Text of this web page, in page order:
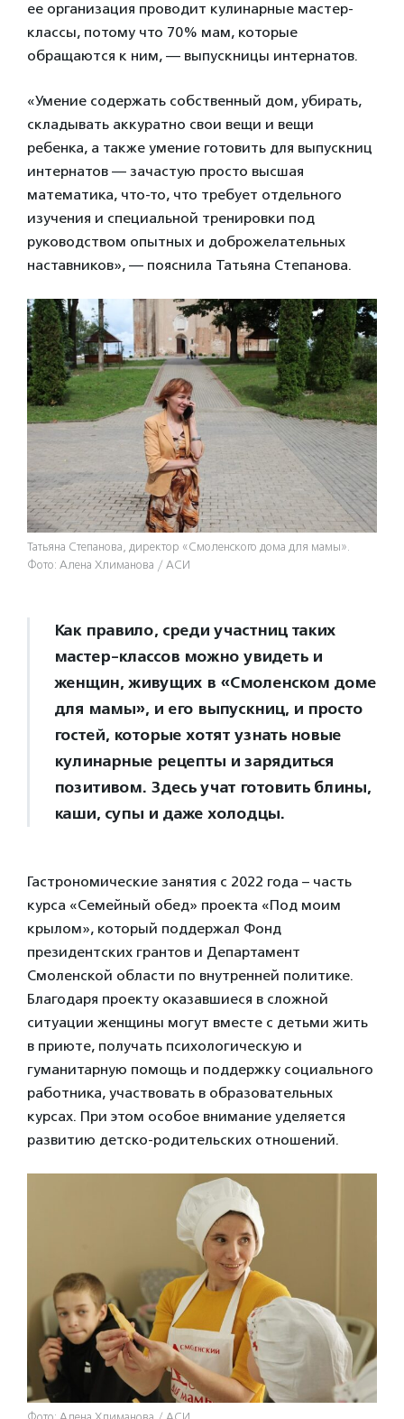
ее организация проводит кулинарные мастер-
классы, потому что 70% мам, которые
обращаются к ним, — выпускницы интернатов.
«Умение содержать собственный дом, убирать,
складывать аккуратно свои вещи и вещи
ребенка, а также умение готовить для выпускниц
интернатов — зачастую просто высшая
математика, что-то, что требует отдельного
изучения и специальной тренировки под
руководством опытных и доброжелательных
наставников», — пояснила Татьяна Степанова.
Татьяна Степанова, директор «Смоленского дома для мамы».
Фото: Алена Хлиманова / АСИ
Как правило, среди участниц таких
мастер-классов можно увидеть и
женщин, живущих в «Смоленском доме
для мамы», и его выпускниц, и просто
гостей, которые хотят узнать новые
кулинарные рецепты и зарядиться
позитивом. Здесь учат готовить блины,
каши, супы и даже холодцы.
Гастрономические занятия с 2022 года – часть
курса «Семейный обед» проекта «Под моим
крылом», который поддержал Фонд
президентских грантов и Департамент
Смоленской области по внутренней политике.
Благодаря проекту оказавшиеся в сложной
ситуации женщины могут вместе с детьми жить
в приюте, получать психологическую и
гуманитарную помощь и поддержку социального
работника, участвовать в образовательных
курсах. При этом особое внимание уделяется
развитию детско-родительских отношений.